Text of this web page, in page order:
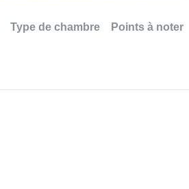
Type de chambre Points à noter